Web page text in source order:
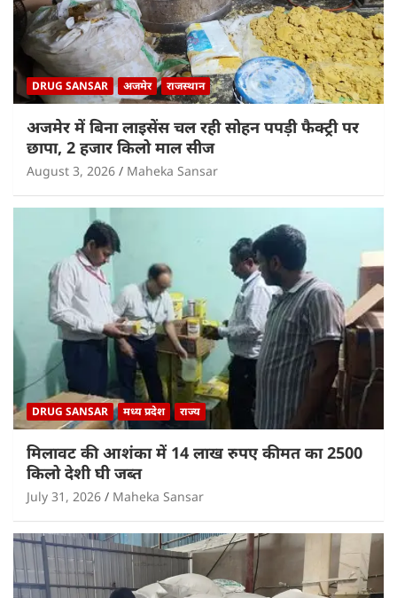
DRUG SANSAR अजमेर राजस्थान
अजमेर में बिना लाइसेंस चल रही सोहन पपड़ी फैक्ट्री पर
छापा, 2 हजार किलो माल सीज
August 3, 2026 Maheka Sansar
DRUG SANSAR मध्य प्रदेश राज्य
मिलावट की आशंका में 14 लाख रुपए कीमत का 2500
किलो देशी घी जब्त
July 31, 2026 Maheka Sansar